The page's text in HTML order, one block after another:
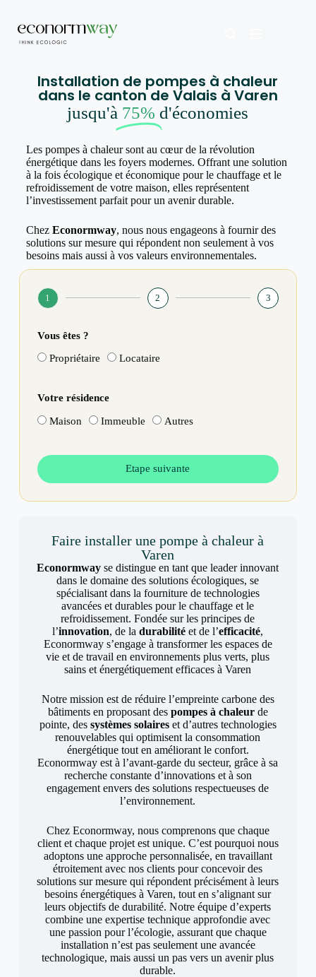
Installation de pompes à chaleur
dans le canton de Valais à Varen
jusqu'à 75% d'économies
Les pompes à chaleur sont au cœur de la révolution
énergétique dans les foyers modernes. Offrant une solution
à la fois écologique et économique pour le chauffage et le
refroidissement de votre maison, elles représentent
l’investissement parfait pour un avenir durable.
Chez Econormway, nous nous engageons à fournir des
solutions sur mesure qui répondent non seulement à vos
besoins mais aussi à vos valeurs environnementales.
1 2 3
Vous êtes ?
Propriétaire Locataire
Votre résidence
Maison Immeuble Autres
Etape suivante
Faire installer une pompe à chaleur à
Varen
Econormway se distingue en tant que leader innovant
dans le domaine des solutions écologiques, se
spécialisant dans la fourniture de technologies
avancées et durables pour le chauffage et le
refroidissement. Fondée sur les principes de
l’innovation, de ladurabilité et de l’efficacité,
Econormway s’engage à transformer les espaces de
vie et de travail en environnements plus verts, plus
sains et énergétiquement efficaces à Varen
Notre mission est de réduire l’empreinte carbone des
bâtiments en proposant des pompes à chaleurde
pointe, des systèmes solaireset d’autres technologies
renouvelables qui optimisent la consommation
énergétique tout en améliorant le confort.
Econormway est à l’avant-garde du secteur, grâce à sa
recherche constante d’innovations et à son
engagement envers des solutions respectueuses de
l’environnement.
Chez Econormway, nous comprenons que chaque
client et chaque projet est unique. C’est pourquoi nous
adoptons une approche personnalisée, en travaillant
étroitement avec nos clients pour concevoir des
solutions sur mesure qui répondent précisément à leurs
besoins énergétiques à Varen, tout en s’alignant sur
leurs objectifs de durabilité. Notre équipe d’experts
combine une expertise technique approfondie avec
une passion pour l’écologie, assurant que chaque
installation n’est pas seulement une avancée
technologique, mais aussi un pas vers un avenir plus
durable.